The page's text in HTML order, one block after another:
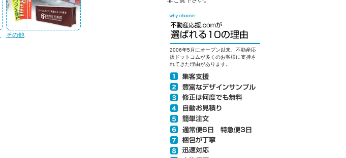
その他
2006年5月にオープン以来、不動産応
援ドットコムが多くのお客様に支持さ
れてきた理由があります。